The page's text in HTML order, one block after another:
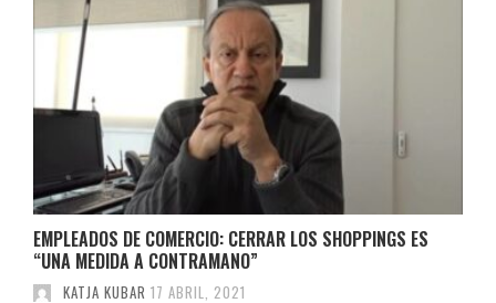
EMPLEADOS DE COMERCIO: CERRAR LOS SHOPPINGS ES
“UNA MEDIDA A CONTRAMANO”
KATJA KUBAR 17 ABRIL, 2021